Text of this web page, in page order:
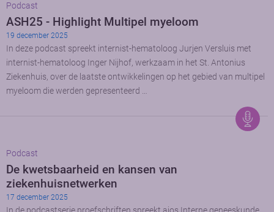
Podcast
ASH25 - Highlight Multipel myeloom
19 december 2025
In deze podcast spreekt internist-hematoloog Jurjen Versluis met
internist-hematoloog Inger Nijhof, werkzaam in het St. Antonius
Ziekenhuis, over de laatste ontwikkelingen op het gebied van multipel
myeloom die werden gepresenteerd …
Podcast
De kwetsbaarheid en kansen van
ziekenhuisnetwerken
17 december 2025